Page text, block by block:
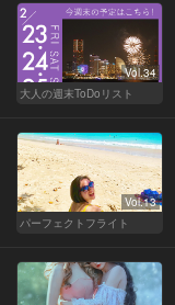
Vol.34
大人の週末ToDoリスト
Vol.13
パーフェクトフライト